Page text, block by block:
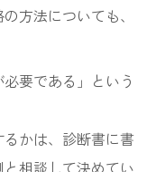
方法についても、
要である」という
かは、診断書に書
相談して決めてい